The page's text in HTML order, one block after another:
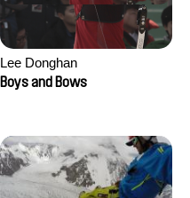
Lee Donghan
Boys and Bows